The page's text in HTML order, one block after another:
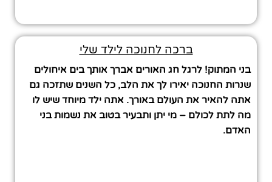
ברכה לחנוכה לילד שלי
בני המתוק! לרגל חג האורים אברך אותך בים איחולים
שנרות החנוכה יאירו לך את הלב, כל השנים שתזכה גם
אתה להאיר את העולם באורך. אתה ילד מיוחד שיש לו
מה לתת לכולם – מי יתן ותבעיר בטוב את נשמות בני
האדם.